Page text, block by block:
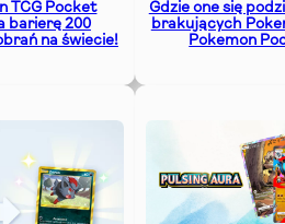
TCG Pocket
barierę 200
na świecie!
Gdzie one się
brakujących
Pokemon